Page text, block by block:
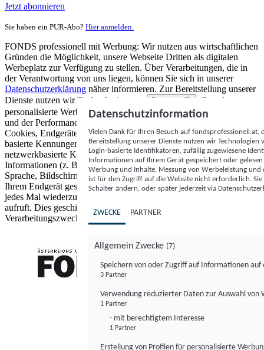
Jetzt abonnieren
Sie haben ein PUR-Abo? Hier anmelden.
FONDS professionell mit Werbung: Wir nutzen aus wirtschaftlichen
Gründen die Möglichkeit, unsere Webseite Dritten als digitalen
Werbeplatz zur Verfügung zu stellen. Über Verarbeitungen, die in
der Verantwortung von uns liegen, können Sie sich in unserer
Datenschutzerklärung näher informieren. Zur Bereitstellung unserer
Dienste nutzen wir Technologien von
Partnern (5)
. Zwecke:
personalisierte Werbung und Inhalte, Messung von Werbeleistung
und der Performance von Inhalten sowie Zielgruppenforschung.
Cookies, Endgeräte- oder ähnliche Online-Kennungen (z. B. login-
basierte Kennungen, zufällig generierte Kennungen,
netzwerkbasierte Kennungen) können zusammen mit anderen
Informationen (z. B. Browsertyp und Browserinformationen,
Sprache, Bildschirmgröße, unterstützte Technologien usw.) auf
Ihrem Endgerät gespeichert oder von dort ausgelesen werden, um es
jedes Mal wiederzuerkennen, wenn es eine App oder einer Webseite
aufruft. Dies geschieht für einen oder mehrere der hier aufgeführten
Verarbeitungszwecke.
Datenschutzinformation
Vielen Dank für Ihren Besuch auf
Bereitstellung unserer Dienste nutzen wir Technologien
Login-basierte Identifikatoren, zufällig zugewiesene
Informationen auf Ihrem Gerät gespeichert oder
Werbung und Inhalte, Messung von Werbeleistung
ist für den Zugriff auf die Website nicht erforderlich.
Schalter ändern, oder später jederzeit via
ZWECKE PARTNER
Allgemein Zwecke (7)
Speichern von oder Zugriff auf Informationen auf
3 Partner
Verwendung reduzierter Daten zur Auswahl von
1 Partner
- mit berechtigtem Interesse
1 Partner
Erstellung von Profilen für personalisierte
FONDS professionell